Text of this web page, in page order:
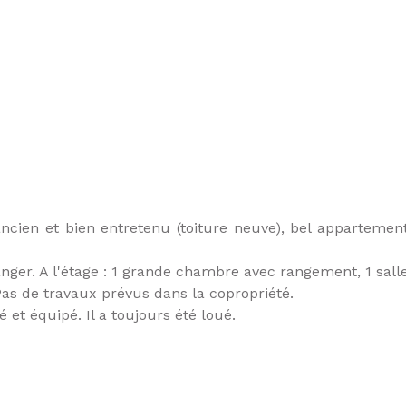
et bien entretenu (toiture neuve), bel
A l'étage : 1 grande chambre avec rangement, 1
de travaux prévus dans la copropriété.
et équipé. Il a toujours été loué.